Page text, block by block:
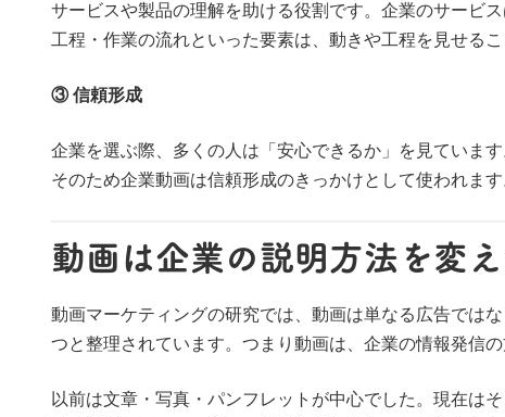
サービスや製品の理解を助ける役割です。企業のサービ
工程・作業の流れといった要素は、動きや工程を見せる
③ 信頼形成
企業を選ぶ際、多くの人は「安心できるか」を見ていま
そのため企業動画は信頼形成のきっかけとして使われます
動画は企業の説明方法を変
動画マーケティングの研究では、動画は単なる広告では
つと整理されています。つまり動画は、企業の情報発信の
以前は文章・写真・パンフレットが中心でした。現在は